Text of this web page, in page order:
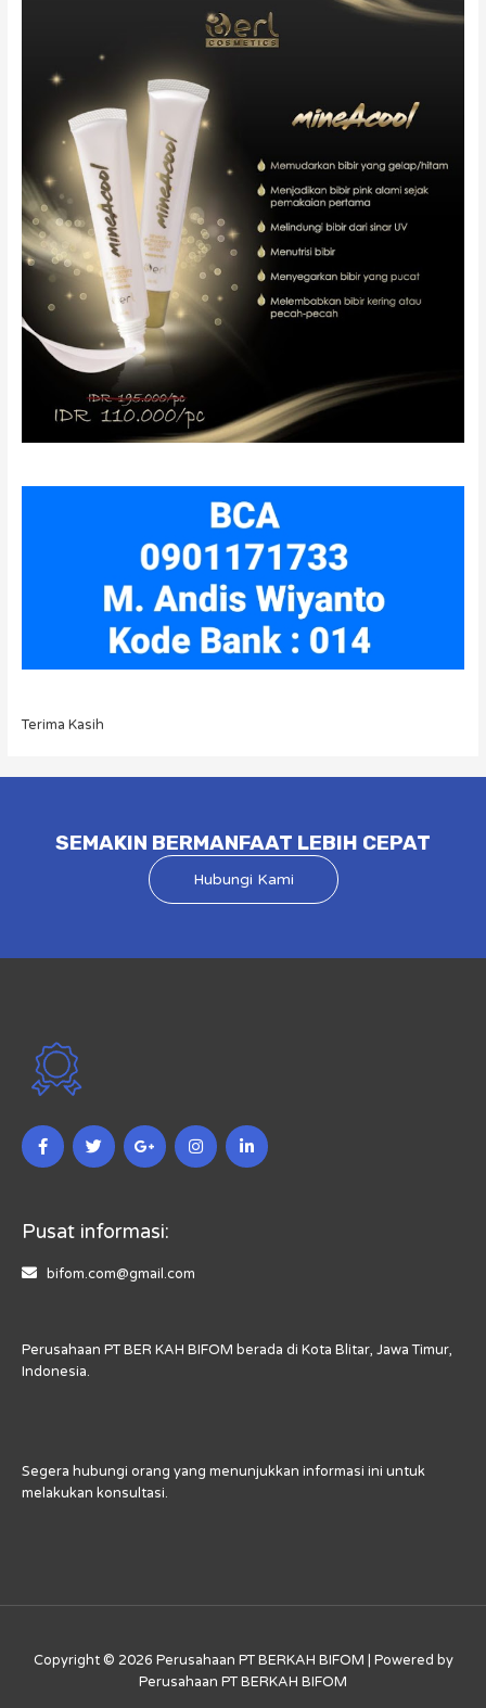
Terima Kasih
SEMAKIN BERMANFAAT LEBIH CEPAT
Hubungi Kami
Pusat informasi:
bifom.com@gmail.com
Perusahaan PT BER KAH BIFOM berada di Kota Blitar, Jawa Timur,
Indonesia.
Segera hubungi orang yang menunjukkan informasi ini untuk
melakukan konsultasi.
Copyright © 2026 Perusahaan PT BERKAH BIFOM | Powered by
Perusahaan PT BERKAH BIFOM